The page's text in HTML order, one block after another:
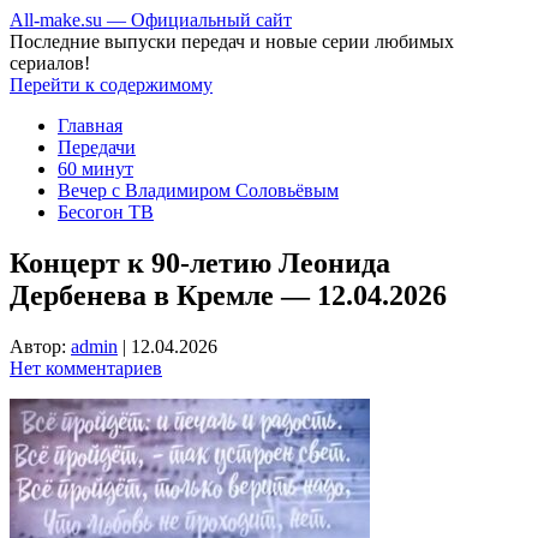
All-make.su — Официальный сайт
Последние выпуски передач и новые серии любимых
сериалов!
Перейти к содержимому
Главная
Передачи
60 минут
Вечер с Владимиром Соловьёвым
Бесогон ТВ
Концерт к 90-летию Леонида
Дербенева в Кремле — 12.04.2026
Автор: admin | 12.04.2026
Нет комментариев